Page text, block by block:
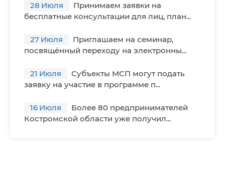
28 Июля
Принимаем заявки на
бесплатные консультации для лиц, план...
27 Июля
Приглашаем на семинар,
посвящённый переходу на электронны...
21 Июля
Субъекты МСП могут подать
заявку на участие в программе п...
16 Июля
Более 80 предпринимателей
Костромской области уже получил...